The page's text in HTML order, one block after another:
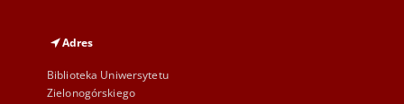
Adres
Biblioteka Uniwersytetu
Zielonogórskiego